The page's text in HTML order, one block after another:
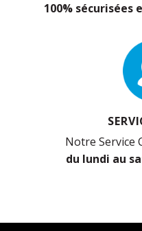
100% sécurisées
Notre Service
du lundi au